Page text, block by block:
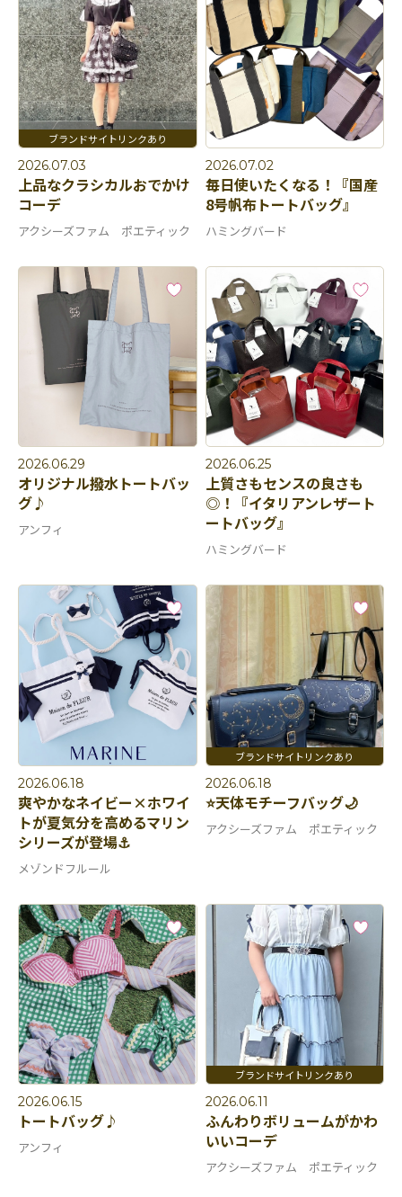
2026.07.03
上品なクラシカルおでかけ
コーデ
アクシーズファム ポエティック
2026.07.02
毎日使いたくなる！『国産
8号帆布トートバッグ』
ハミングバード
2026.06.29
オリジナル撥水トートバッ
グ♪
アンフィ
2026.06.25
上質さもセンスの良さも
◎！『イタリアンレザート
ートバッグ』
ハミングバード
2026.06.18
爽やかなネイビー×ホワイ
トが夏気分を高めるマリン
シリーズが登場⚓️
メゾンドフルール
2026.06.18
⭐天体モチーフバッグ🌙
アクシーズファム ポエティック
2026.06.15
トートバッグ♪
アンフィ
2026.06.11
ふんわりボリュームがかわ
いいコーデ
アクシーズファム ポエティック